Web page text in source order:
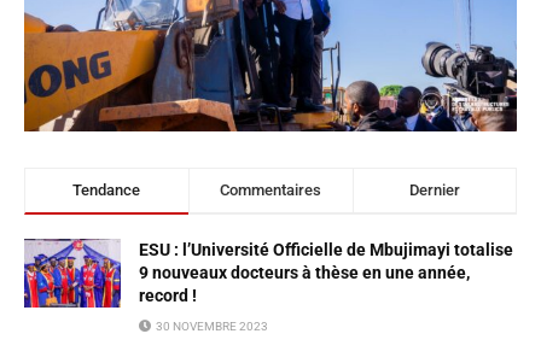
Tendance Commentaires Dernier
ESU : l’Université Officielle de Mbujimayi totalise
9 nouveaux docteurs à thèse en une année,
record !
30 NOVEMBRE 2023